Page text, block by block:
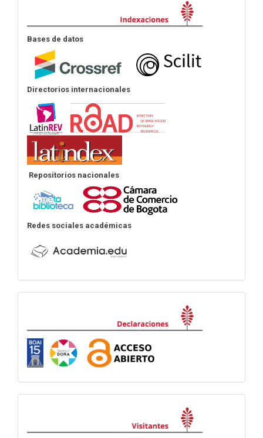
Bases de datos
Directorios internacionales
Repositorios nacionales
Redes sociales académicas